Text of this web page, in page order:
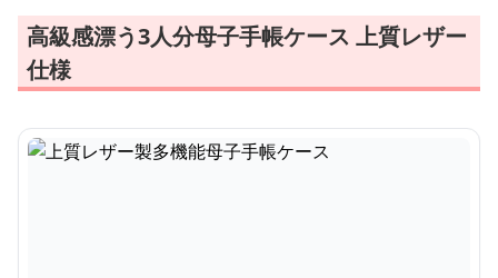
高級感漂う3人分母子手帳ケース 上質レザー
仕様